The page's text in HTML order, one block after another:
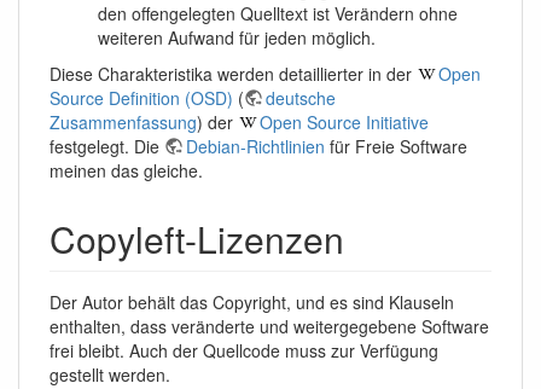
den offengelegten Quelltext ist Verändern ohne
weiteren Aufwand für jeden möglich.
Diese Charakteristika werden detaillierter in der
Open
Source Definition (OSD) (
deutsche
Zusammenfassung) der
Open Source Initiative
festgelegt. Die
Debian-Richtlinien für Freie Software
meinen das gleiche.
Copyleft-Lizenzen
Der Autor behält das Copyright, und es sind Klauseln
enthalten, dass veränderte und weitergegebene Software
frei bleibt. Auch der Quellcode muss zur Verfügung
gestellt werden.